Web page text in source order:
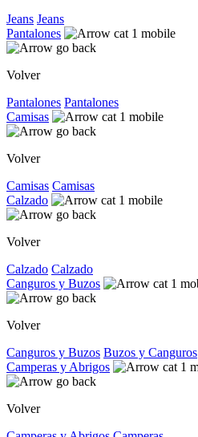
Jeans Jeans
Pantalones
Volver
Pantalones Pantalones
Camisas
Volver
Camisas Camisas
Calzado
Volver
Calzado Calzado
Canguros y Buzos
Volver
Canguros y Buzos Buzos y Canguros
Camperas y Abrigos
Volver